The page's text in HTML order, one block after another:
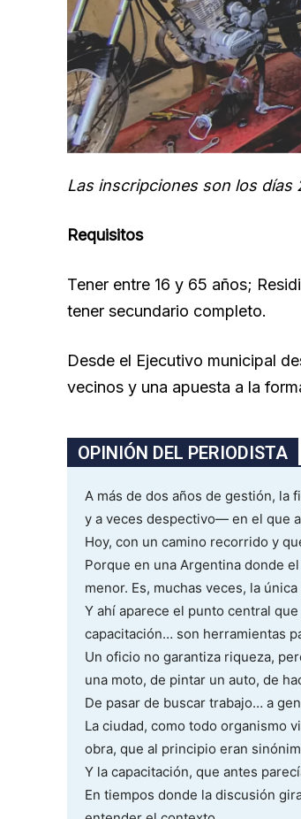
Las inscripciones son los días
Requisitos
Tener entre 16 y 65 años;
tener secundario completo.
Desde el Ejecutivo municipal
vecinos y una apuesta a la
OPINIÓN DEL PERIODISTA
A más de dos años de gestión, la
y a veces despectivo— en el que
Hoy, con un camino recorrido y
Porque en una Argentina donde
menor. Es, muchas veces, la
Y ahí aparece el punto central
capacitación… son herramientas
Un oficio no garantiza riqueza,
una moto, de pintar un auto, de
De pasar de buscar trabajo… a
La ciudad, como todo organismo
obra, que al principio eran
Y la capacitación, que antes
En tiempos donde la discusión